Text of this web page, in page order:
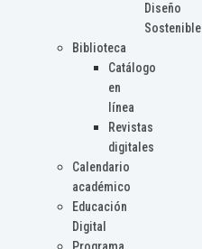
Diseño
Sostenible
Biblioteca
Catálogo
en
línea
Revistas
digitales
Calendario
académico
Educación
Digital